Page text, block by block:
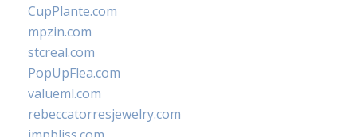
CupPlante.com
mpzin.com
stcreal.com
PopUpFlea.com
valueml.com
rebeccatorresjewelry.com